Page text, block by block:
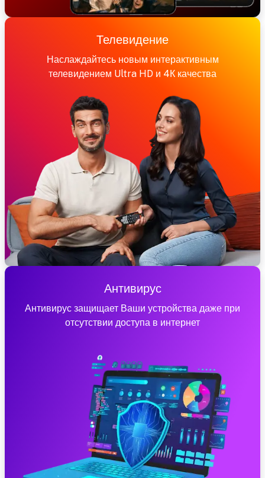
Телевидение
Наслаждайтесь новым интерактивным
телевидением Ultra HD и 4К качества
Антивирус
Антивирус защищает Ваши устройства даже при
отсутствии доступа в интернет